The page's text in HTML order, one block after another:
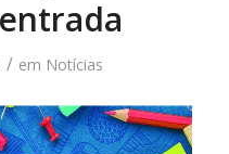
/ em Notícias